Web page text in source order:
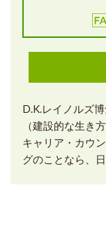
D.K.レイノルズ
（建設的な生き方
キャリア・カウ
グのことなら、